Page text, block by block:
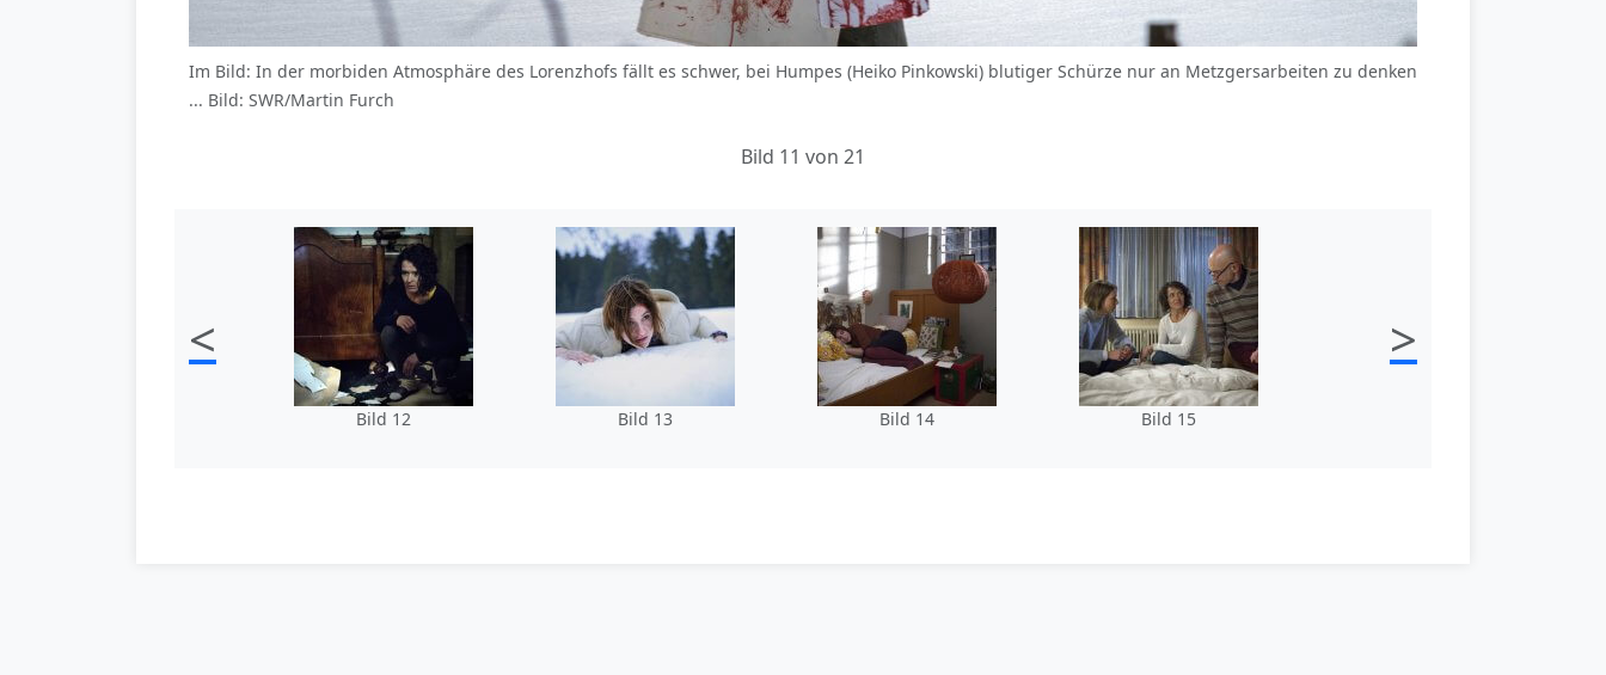
Im Bild: In der morbiden Atmosphäre des Lorenzhofs fällt es schwer, bei Humpes (Heiko Pinkowski) blutiger Schürze nur an Metzgersarbeiten zu denken
... Bild: SWR/Martin Furch
Bild 11 von 21
<
Bild 12 Bild 13 Bild 14 Bild 15
>